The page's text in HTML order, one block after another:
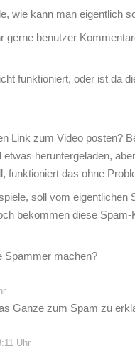
wie kann man eigentlich
gerne benutzer
funktioniert, oder ist da
Link zum Video posten?
heruntergeladen,
funktioniert das ohne
soll vom
bekommen diese
Spammer machen?
Ganze zum Spam zu
Uhr